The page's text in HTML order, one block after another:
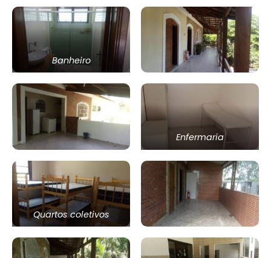
Banheiro
Enfermaria
Quartos coletivos